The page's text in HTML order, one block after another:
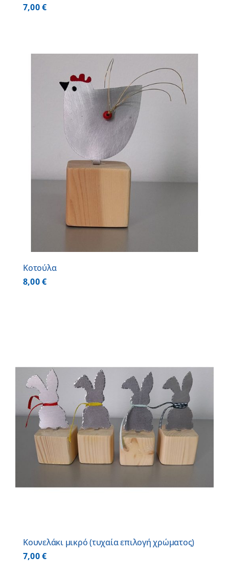
7,00€
Κοτούλα
8,00€
Κουνελάκι μικρό (τυχαία επιλογή χρώματος)
7,00€